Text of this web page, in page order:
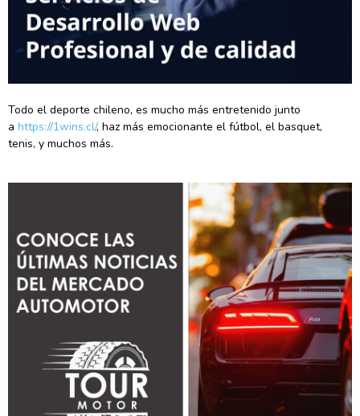
Todo el deporte chileno, es mucho más entretenido junto
a https://1wins.cl/, haz más emocionante el fútbol, el basquet,
tenis, y muchos más.